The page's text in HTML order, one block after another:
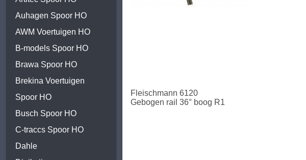
Auhagen Spoor HO
AWM Voertuigen HO
B-models Spoor HO
Brawa Spoor HO
Brekina Voertuigen
Spoor HO
Busch Spoor HO
C-traccs Spoor HO
Dahle
Fleischmann 6120
Gebogen rail 36° boog R1